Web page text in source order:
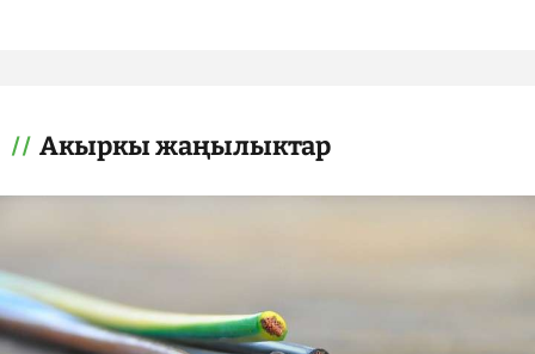
Акыркы жаңылыктар